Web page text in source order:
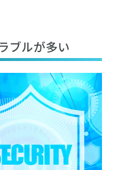
ブルが多い